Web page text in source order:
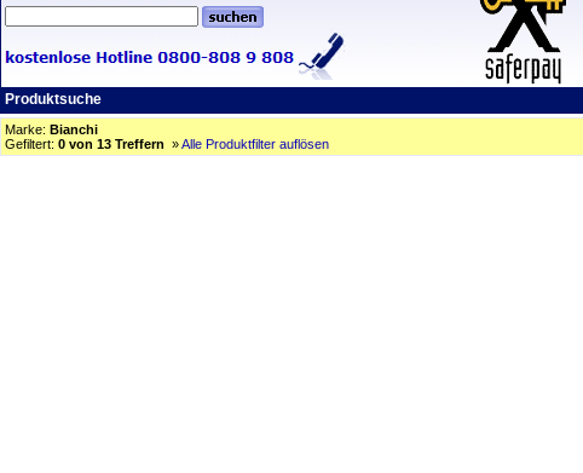
Produktsuche
Marke: Bianchi
Gefiltert: 0 von 13 Treffern »Alle Produktfilter auflösen